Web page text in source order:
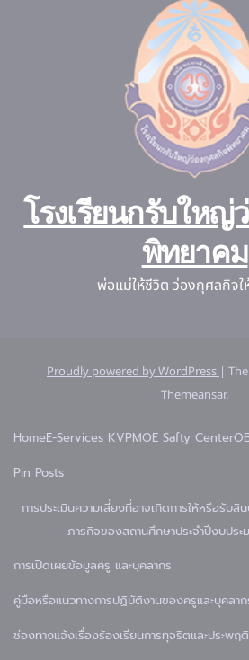
โรงเรียนกรับใหญ่
พิทยาคม
พ่อแม่ให้ชีวิต ว่องกุศลกิจ
Proudly powered by WordPress |
Themeansar.
HomeE-Services KVPMOE Safty Center
Pin Posts
การประเมินความเสี่ยงที่อาจเกิดการให้หรือรับสิ
ภารกิจของสถานศึกษาประจำปีงบปร
การเปิดเผยข้อมูลครู และบุคลากร
คู่มือหรือแนวทางการปฏิบัติงานของครูและบุคลา
ช่องทางแจ้งเรื่องร้องเรียนการทุจริตและประพฤ